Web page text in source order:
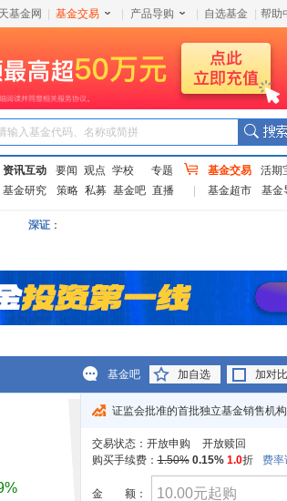
基金网 基金交易 产品导购 自选基金 帮助
输入基金代码、名称或简拼
资讯互动 要闻 观点 学校
专题
基金研究
策略 私募 基金吧 直播
基金交易 活期
基金超市
基金
深证：
基金吧 加自选 加对比
证监会批准的首批独立基金销售机构
交易状态： 开放申购
开放赎回
购买手续费：1.50% 0.15% 1.0折 费率
金 额：